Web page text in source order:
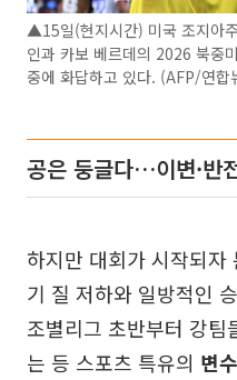
▲15일(현지시간) 미국 조지아
인과 카보 베르데의 2026 북중
중에 화답하고 있다. (AFP/연합
공은 둥글다…이변·반
하지만 대회가 시작되자
기 질 저하와 일방적인
조별리그 초반부터 강
는 등 스포츠 특유의 변수